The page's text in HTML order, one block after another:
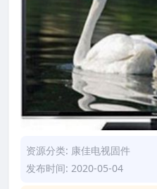
资源分类: 康佳电视固件
发布时间: 2020-05-04